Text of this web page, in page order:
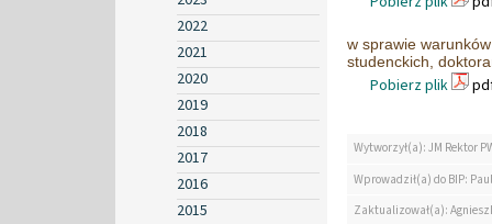
2022
2021
2020
2019
2018
2017
2016
2015
w sprawie
studenckich,
Pobierz plik
Wytworzył(a): JM Rektor
Wprowadził(a) do BIP:
Zaktualizował(a):